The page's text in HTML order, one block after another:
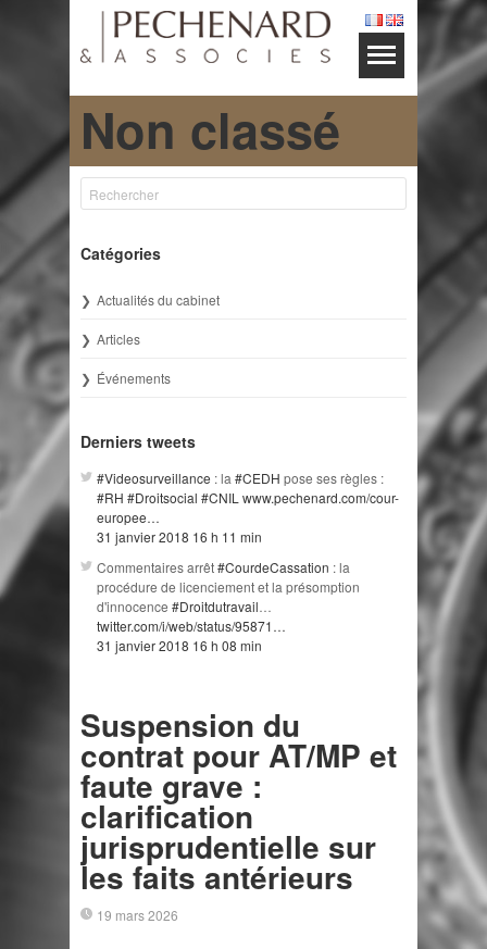
Non classé
Catégories
Actualités du cabinet
Articles
Événements
Derniers tweets
#Videosurveillance : la #CEDH pose ses règles :
#RH #Droitsocial #CNIL www.pechenard.com/cour-
europee…
31 janvier 2018 16 h 11 min
Commentaires arrêt#CourdeCassation : la
procédure de licenciement et la présomption
d'innocence #Droitdutravail
twitter.com/i/web/status/95871…
31 janvier 2018 16 h 08 min
Suspension du
contrat pour AT/MP et
faute grave :
clarification
jurisprudentielle sur
les faits antérieurs
19 mars 2026